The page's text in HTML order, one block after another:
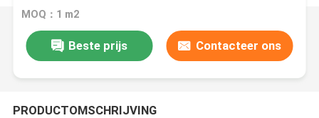
Screen
MOQ：1 m2
Beste prijs Contacteer ons
PRODUCTOMSCHRIJVING